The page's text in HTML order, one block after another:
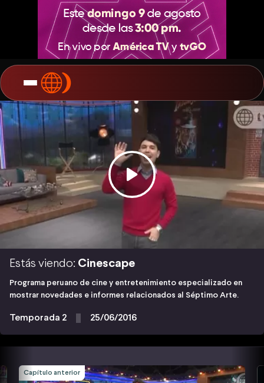
Estás viendo: Cinescape
Programa peruano de cine y entretenimiento especializado en
mostrar novedades e informes relacionados al Séptimo Arte.
Temporada 2 25/06/2016
Capítulo anterior